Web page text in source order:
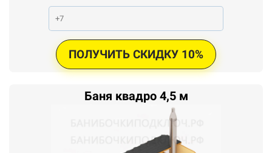
ПОЛУЧИТЬ СКИДКУ 10%
Баня квадро 4,5 м